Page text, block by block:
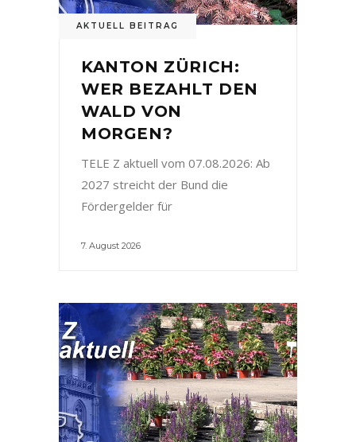
AKTUELL BEITRAG
KANTON ZÜRICH:
WER BEZAHLT DEN
WALD VON
MORGEN?
TELE Z aktuell vom 07.08.2026: Ab
2027 streicht der Bund die
Fördergelder für
7. August 2026